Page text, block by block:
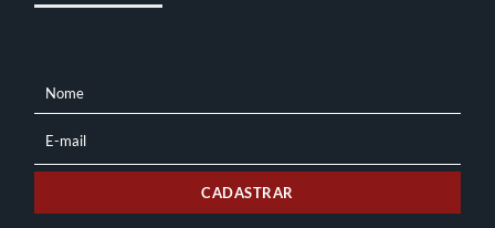
NOME
Nome
MAIL
E-mail
CADASTRAR